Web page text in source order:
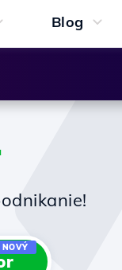
Blog
NOVÝ